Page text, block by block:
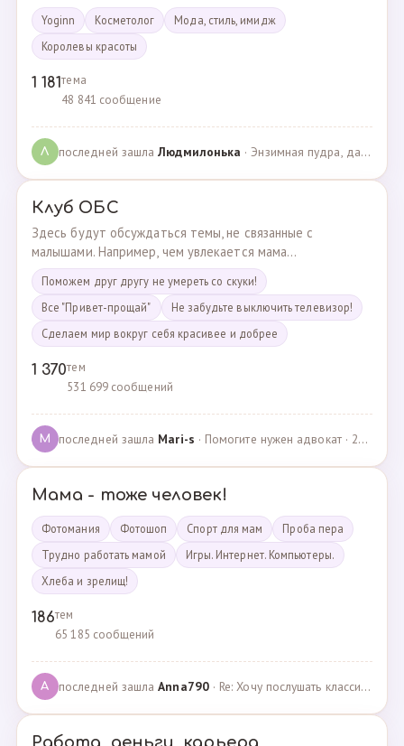
Yoginn Косметолог
Мода, стиль, имидж
Королевы красоты
1 181тема
48 841 сообщение
Л последней зашлаЛюдмилонькa · Энзимная пудра, да или нет? · 29.06.2025
Клуб ОБС
Здесь будут обсуждаться темы, не связанные с
малышами. Например, чем увлекается мама...
Поможем друг другу не умереть со скуки!
Все "Привет-прощай"
Не забудьте выключить телевизор!
Сделаем мир вокруг себя красивее и добрее
1 370тем
531 699 сообщений
M последней зашла Mari-s · Помогите нужен адвокат · 24.04.2025
Мама - тоже человек!
Фотомания Фотошоп Спорт для мам
Проба пера
Трудно работать мамой
Игры. Интернет. Компьютеры.
Хлеба и зрелищ!
186тем
65 185 сообщений
A последней зашлаAnna790· Re: Хочу послушать классику · 22.03.2025
Работа, деньги, карьера